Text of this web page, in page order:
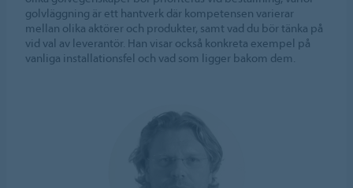
golvläggning är ett hantverk där kompetensen varierar
mellan olika aktörer och produkter, samt vad du bör tänka på
vid val av leverantör. Han visar också konkreta exempel på
vanliga installationsfel och vad som ligger bakom dem.